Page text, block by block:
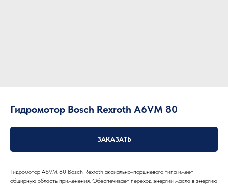
Гидромотор Bosch Rexroth A6VM 80
ЗАКАЗАТЬ
Гидромотор A6VM 80 Bosch Rexroth аксиально-поршневого типа имеет
обширную область применения. Обеспечивает переход энергии масла в энергию